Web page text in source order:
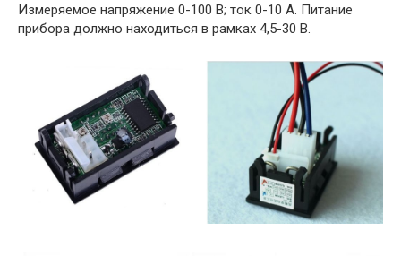
Измеряемое напряжение 0-100 В; ток 0-10 А. Питание
прибора должно находиться в рамках 4,5-30 В.